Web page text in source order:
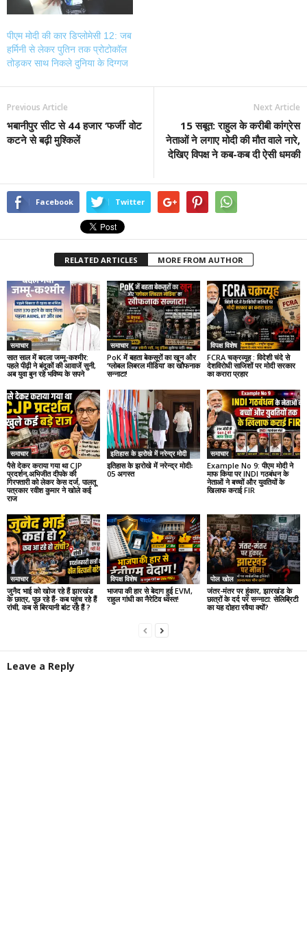
पीएम मोदी की कार डिप्लोमेसी 12: जब
हर्मिनी से लेकर पुतिन तक प्रोटोकॉल
तोड़कर साथ निकले दुनिया के दिग्गज
Previous Article
भबानीपुर सीट से 44 हजार ‘फर्जी’ वोट
कटने से बढ़ी मुश्किलें
Next Article
15 सबूत: राहुल के करीबी कांग्रेस
नेताओं ने लगाए मोदी की मौत वाले नारे,
देखिए विपक्ष ने कब-कब दी ऐसी धमकी
Facebook Twitter
RELATED ARTICLES MORE FROM AUTHOR
समाचार
सात साल में बदला जम्मू-कश्मीर:
पहले पीढ़ी ने बंदूकों की आवाजें सुनी,
अब युवा बुन रहे भविष्य के सपने
समाचार
PoK में बहता बेकसूरों का खून और
‘ग्लोबल लिबरल मीडिया’ का खौफनाक
सन्नाटा!
विपक्ष विशेष
FCRA चक्रव्यूह : विदेशी चंदे से
देशविरोधी साजिशों पर मोदी सरकार
का करारा प्रहार
समाचार
पैसे देकर कराया गया था CJP
प्रदर्शन,अभिजीत दीपके की
गिरफ्तारी को लेकर केस दर्ज, पालतू
पत्रकार रवीश कुमार ने खोले कई
राज
इतिहास के झरोखे में नरेन्द्र मोदी
इतिहास के झरोखे में नरेन्द्र मोदीः
05 अगस्त
समाचार
Example No 9: पीएम मोदी ने
माफ किया पर INDI गठबंधन के
नेताओं ने बच्चों और युवतियों के
खिलाफ कराई FIR
समाचार
जुनैद भाई को खोज रहे हैं झारखंड
के छात्र, पूछ रहे हैं- कब पहुंच रहे हैं
रांची, कब से बिरयानी बांट रहे हैं ?
विपक्ष विशेष
भाजपा की हार से बेदाग हुई EVM,
राहुल गांधी का नैरेटिव ध्वस्त!
पोल खोल
जंतर-मंतर पर हुंकार, झारखंड के
छात्रों के दर्द पर सन्नाटा: सेलिब्रिटी
का यह दोहरा रवैया क्यों?
Leave a Reply